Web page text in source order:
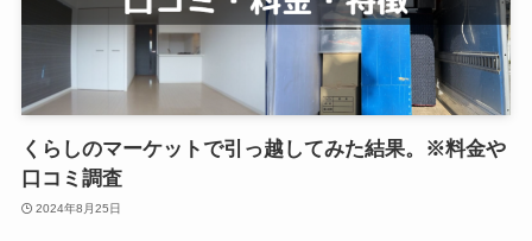
くらしのマーケットで引っ越してみた結果。※料金や
口コミ調査
2024年8月25日